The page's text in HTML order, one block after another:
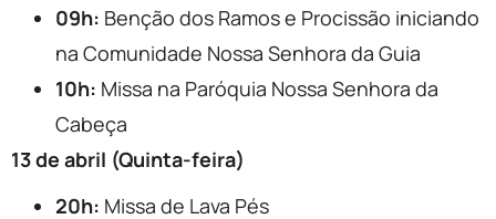
09h: Benção dos Ramos e Procissão iniciando
na Comunidade Nossa Senhora da Guia
10h: Missa na Paróquia Nossa Senhora da
Cabeça
13 de abril (Quinta-feira)
20h: Missa de Lava Pés